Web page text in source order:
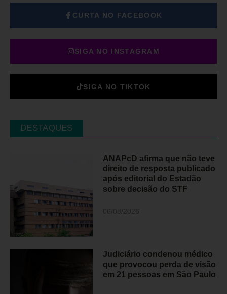
CURTA NO FACEBOOK
SIGA NO INSTAGRAM
SIGA NO TIKTOK
DESTAQUES
ANAPcD afirma que não teve
direito de resposta publicado
após editorial do Estadão
sobre decisão do STF
Judiciário condenou médico
que provocou perda de visão
em 21 pessoas em São Paulo